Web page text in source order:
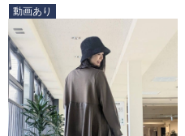
動画あり